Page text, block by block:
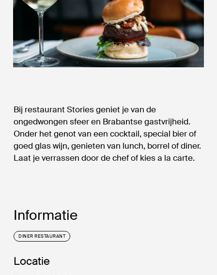
Informatie
DINER RESTAURANT
Locatie
Bij restaurant Stories geniet je van de
ongedwongen sfeer en Brabantse gastvrijheid.
Onder het genot van een cocktail, special bier of
goed glas wijn, genieten van lunch, borrel of diner.
Laat je verrassen door de chef of kies a la carte.